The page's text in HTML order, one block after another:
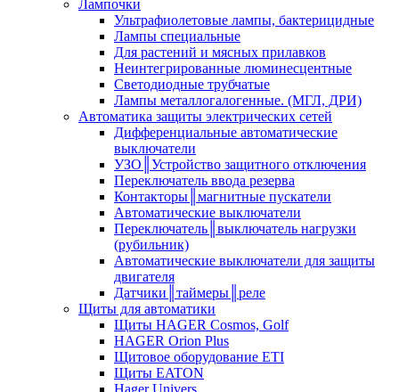
Лампочки
Ультрафиолетовые лампы, бактерицидные
Лампы специальные
Для растений и мясных прилавков
Неинтегрированные люминесцентные
Светодиодные трубчатые
Лампы металлогалогенные. (МГЛ, ДРИ)
Автоматика защиты электрических сетей
Дифференциальные автоматические
выключатели
УЗО║Устройство защитного отключения
Переключатель ввода резерва
Контакторы║магнитные пускатели
Автоматические выключатели
Переключатель║выключатель нагрузки
(рубильник)
Автоматические выключатели для защиты
двигателя
Датчики║таймеры║реле
Щиты для автоматики
Щиты HAGER Cosmos, Golf
HAGER Orion Plus
Щитовое оборудование ETI
Щиты EATON